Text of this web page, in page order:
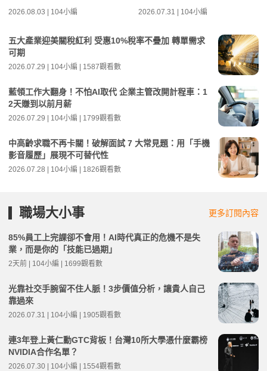
2026.08.03 | 104小編 2026.07.31 | 104小編
五大產業迎美關稅紅利 受惠10%稅率不疊加 轉單需求
可期
2026.07.29 | 104小編 | 1587觀看數
藍領工作大翻身！不怕AI取代 企業主管改開計程車：1
2天賺到以前月薪
2026.07.29 | 104小編 | 1799觀看數
中高齡求職不再卡關！破解面試 7 大常見題：用「手機
影音履歷」展現不可替代性
2026.07.28 | 104小編 | 1826觀看數
職場大小事 更多訂閱內容
85%員工上完課卻不會用！AI時代真正的危機不是失
業，而是你的「技能已過期」
2天前 | 104小編 | 1699觀看數
光靠社交手腕留不住人脈！3步價值分析，讓貴人自己
靠過來
2026.07.31 | 104小編 | 1905觀看數
連3年登上黃仁勳GTC背板！台灣10所大學憑什麼霸榜
NVIDIA合作名單？
2026.07.30 | 104小編 | 1554觀看數